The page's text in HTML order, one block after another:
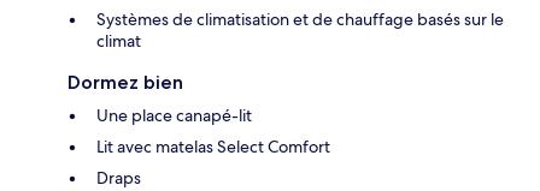
Systèmes de climatisation et de chauffage basés sur le
climat
Dormez bien
Une place canapé-lit
Lit avec matelas Select Comfort
Draps